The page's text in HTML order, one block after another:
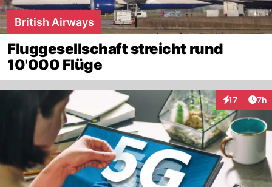
British Airways
Fluggesellschaft streicht rund
10'000 Flüge
17 7h